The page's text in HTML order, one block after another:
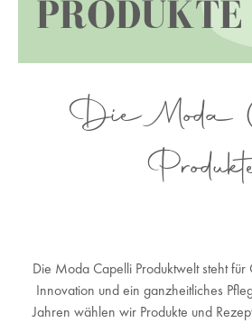
PRODUKTE
Die Moda
Die Moda Capelli Produktwelt steht
Innovation und ein ganzheitliches
Jahren wählen wir Produkte und